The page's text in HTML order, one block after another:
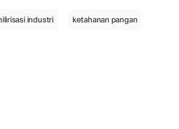
industri ketahanan pangan